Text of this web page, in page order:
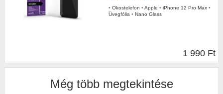
• Okostelefon • Apple • iPhone 12 Pro Max •
Üvegfólia • Nano Glass
1 990 Ft
Még több megtekintése